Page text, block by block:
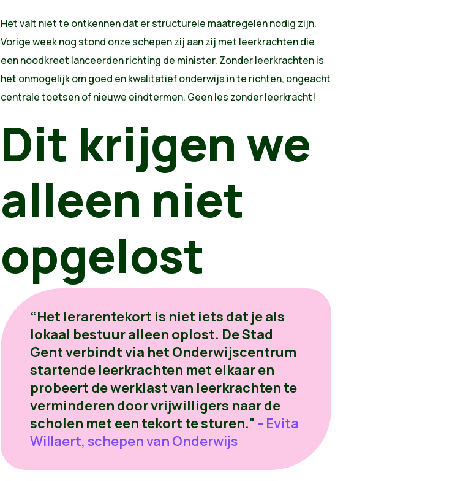
Het valt niet te ontkennen dat er structurele maatregelen nodig zijn.
Vorige week nog stond onze schepen zij aan zij met leerkrachten die
een noodkreet lanceerden richting de minister. Zonder leerkrachten is
het onmogelijk om goed en kwalitatief onderwijs in te richten, ongeacht
centrale toetsen of nieuwe eindtermen. Geen les zonder leerkracht!
Dit krijgen we
alleen niet
opgelost
“Het lerarentekort is niet iets dat je als
lokaal bestuur alleen oplost. De Stad
Gent verbindt via het Onderwijscentrum
startende leerkrachten met elkaar en
probeert de werklast van leerkrachten te
verminderen door vrijwilligers naar de
scholen met een tekort te sturen." - Evita
Willaert, schepen van Onderwijs